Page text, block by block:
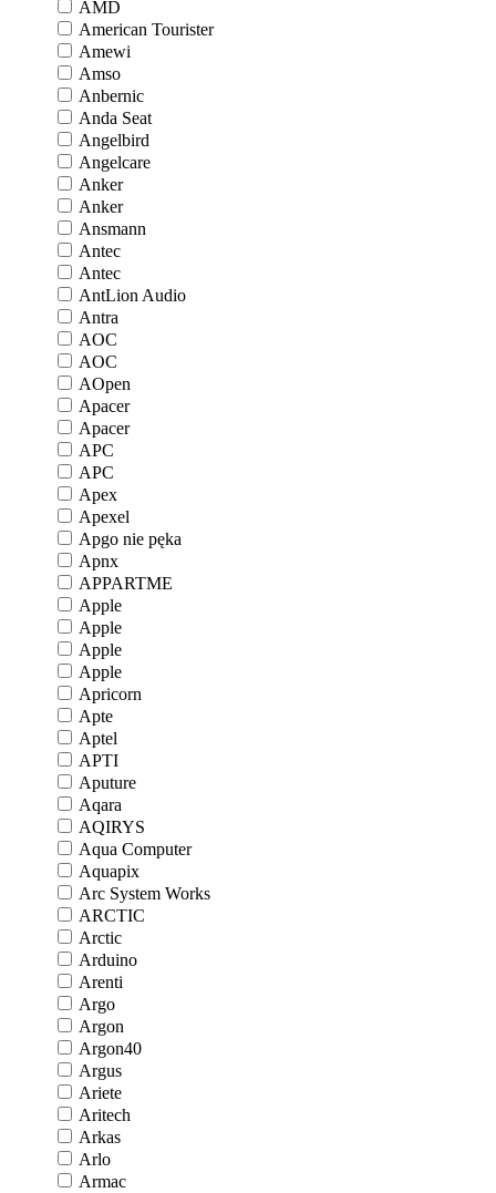
AMD
American Tourister
Amewi
Amso
Anbernic
Anda Seat
Angelbird
Angelcare
Anker
Anker
Ansmann
Antec
Antec
AntLion Audio
Antra
AOC
AOC
AOpen
Apacer
Apacer
APC
APC
Apex
Apexel
Apgo nie pęka
Apnx
APPARTME
Apple
Apple
Apple
Apple
Apricorn
Apte
Aptel
APTI
Aputure
Aqara
AQIRYS
Aqua Computer
Aquapix
Arc System Works
ARCTIC
Arctic
Arduino
Arenti
Argo
Argon
Argon40
Argus
Ariete
Aritech
Arkas
Arlo
Armac